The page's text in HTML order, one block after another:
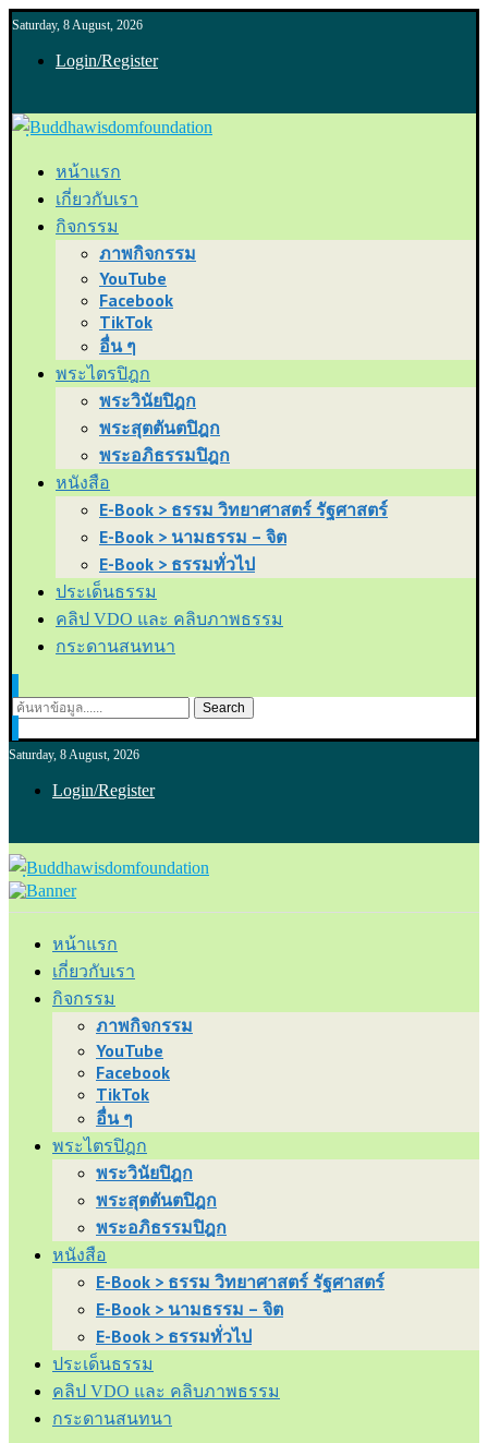
Saturday, 8 August, 2026
Login/Register
หน้าแรก
เกี่ยวกับเรา
กิจกรรม
ภาพกิจกรรม
YouTube
Facebook
TikTok
อื่น ๆ
พระไตรปิฎก
พระวินัยปิฎก
พระสุตตันตปิฎก
พระอภิธรรมปิฎก
หนังสือ
E-Book > ธรรม วิทยาศาสตร์ รัฐศาสตร์
E-Book > นามธรรม – จิต
E-Book > ธรรมทั่วไป
ประเด็นธรรม
คลิป VDO และ คลิบภาพธรรม
กระดานสนทนา
Search
Saturday, 8 August, 2026
Login/Register
หน้าแรก
เกี่ยวกับเรา
กิจกรรม
ภาพกิจกรรม
YouTube
Facebook
TikTok
อื่น ๆ
พระไตรปิฎก
พระวินัยปิฎก
พระสุตตันตปิฎก
พระอภิธรรมปิฎก
หนังสือ
E-Book > ธรรม วิทยาศาสตร์ รัฐศาสตร์
E-Book > นามธรรม – จิต
E-Book > ธรรมทั่วไป
ประเด็นธรรม
คลิป VDO และ คลิบภาพธรรม
กระดานสนทนา